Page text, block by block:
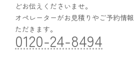
どお伝えくださいませ。
オペレーターがお見積りやご予約情
ただきます。
0120-24-8494